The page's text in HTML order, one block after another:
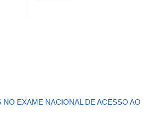
EXAME NACIONAL DE ACESSO AO